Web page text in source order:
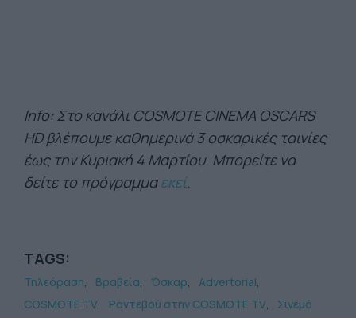
Ιnfo: Στο κανάλι COSMOTE CINEMA OSCARS
HD βλέπουμε καθημερινά 3 οσκαρικές ταινίες
έως την Κυριακή 4 Μαρτίου. Μπορείτε να
δείτε το πρόγραμμαεκεί.
TAGS:
Τηλεόραση Βραβεία Όσκαρ
Advertorial
COSMOTE TV
Ραντεβού στην COSMOTE TV Σινεμά